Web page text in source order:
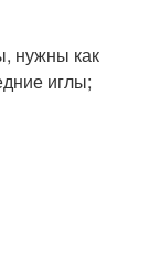
нужны как
иглы;